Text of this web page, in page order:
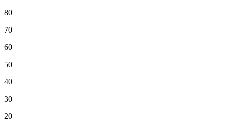
80
70
60
50
40
30
20